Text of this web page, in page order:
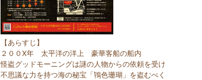
【あらすじ】
２００X年 太平洋の洋上 豪華客船の船内
怪盗グッドモーニングは謎の人物からの依頼を受け
不思議な力を持つ海の秘宝「鴇色珊瑚」を盗むべく